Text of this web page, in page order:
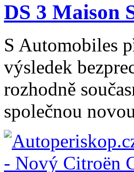
DS 3 Maison
S Automobiles
výsledek
rozhodně
společnou